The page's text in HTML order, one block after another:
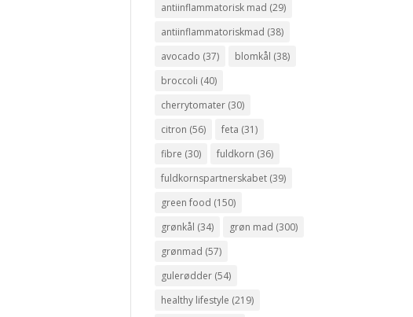
antiinflammatorisk mad (29)
antiinflammatoriskmad (38)
avocado (37) blomkål (38)
broccoli (40)
cherrytomater (30)
citron (56) feta (31)
fibre (30) fuldkorn (36)
fuldkornspartnerskabet (39)
green food (150)
grønkål (34) grøn mad (300)
grønmad (57)
gulerødder (54)
healthy lifestyle (219)